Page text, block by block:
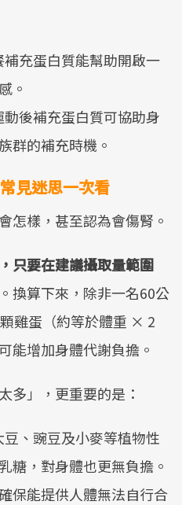
補充蛋白質能幫助開啟一
。
動後補充蛋白質可協助身
群的補充時機。
見迷思一次看
怎樣，甚至認為會傷腎。
只要在建議攝取量範圍
。換算下來，除非一名60公
雞蛋（約等於體重 × 2
能增加身體代謝負擔。
多」，更重要的是：
豆、豌豆及小麥等植物性
糖，對身體也更無負擔。
保能提供人體無法自行合